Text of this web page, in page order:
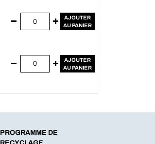
AJOUTER
AU PANIER
AJOUTER
AU PANIER
PROGRAMME DE